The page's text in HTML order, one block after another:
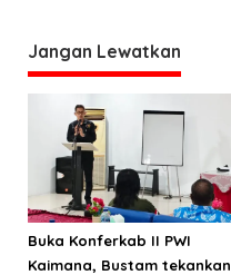
o
s
Jangan Lewatkan
Buka Konferkab II PWI
Kaimana, Bustam tekankan